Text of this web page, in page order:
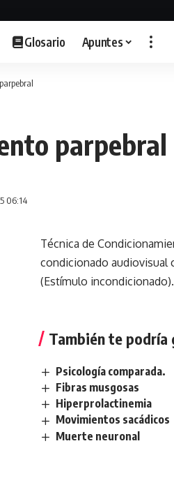
Glosario Apuntes
parpebral
06:14
Técnica de
condicionado audiovisual
(Estímulo
También te podría
Psicología comparada.
Fibras musgosas
Hiperprolactinemia
Movimientos sacádicos
Muerte neuronal